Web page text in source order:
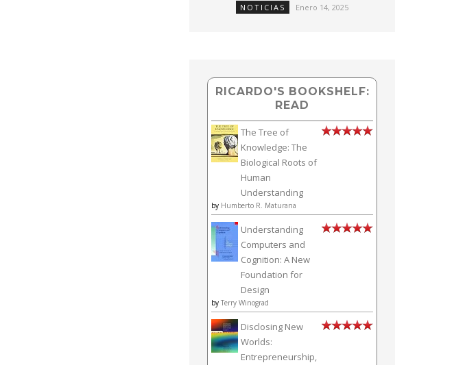
NOTICIAS Enero 14, 2025
RICARDO'S BOOKSHELF:
READ
The Tree of
Knowledge: The
Biological Roots of
Human
Understanding
by Humberto R. Maturana
Understanding
Computers and
Cognition: A New
Foundation for
Design
by Terry Winograd
Disclosing New
Worlds:
Entrepreneurship,